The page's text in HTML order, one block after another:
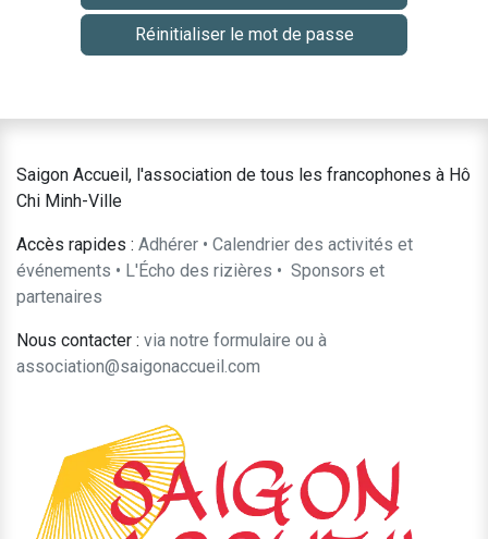
Réinitialiser le mot de passe
Saigon Accueil, l'association de tous les francophones à Hô
Chi Minh-Ville
Accès rapides : Adhérer • Calendrier des activités et
événements • L'Écho des rizières • ​Sponsors et
partenaires​​
Nous contacter : ​via notre formulaire ou à
association@saigonaccueil.com